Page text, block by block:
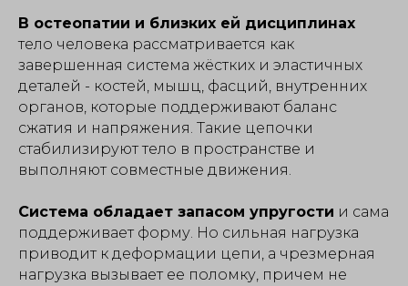
В остеопатии и близких ей дисциплинах
тело человека рассматривается как
завершенная система жёстких и эластичных
деталей - костей, мышц, фасций, внутренних
органов, которые поддерживают баланс
сжатия и напряжения. Такие цепочки
стабилизируют тело в пространстве и
выполняют совместные движения.
Система обладает запасом упругости и сама
поддерживает форму. Но сильная нагрузка
приводит к деформации цепи, а чрезмерная
нагрузка вызывает ее поломку, причем не